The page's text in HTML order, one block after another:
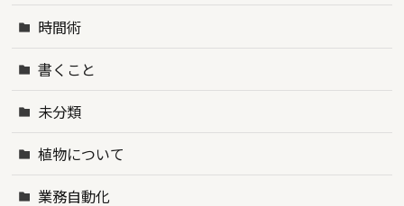
時間術
書くこと
未分類
植物について
業務自動化